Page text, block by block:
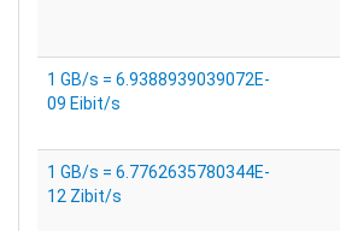
1 GB/s = 6.9388939039072E-
09 Eibit/s
1 GB/s = 6.7762635780344E-
12 Zibit/s